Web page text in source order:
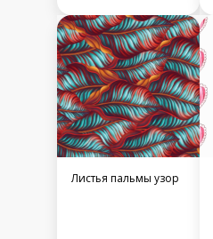
Листья пальмы узор